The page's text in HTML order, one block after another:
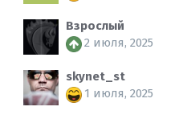
Взрослый
2 июля, 2025
skynet_st
1 июля, 2025